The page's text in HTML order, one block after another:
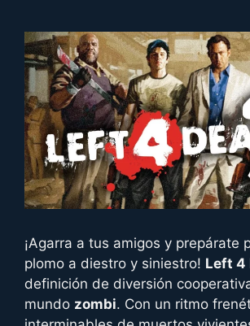
¡Agarra a tus amigos y prepárate
plomo a diestro y siniestro! Left 4
definición de diversión
mundo zombi. Con un ritmo